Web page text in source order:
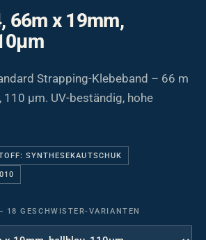
66m x 19mm,
Strapping-Klebeband – 66 m
110 µm. UV-beständig, hohe
SYNTHESEKAUTSCHUK
18 GESCHWISTER-VARIANTEN